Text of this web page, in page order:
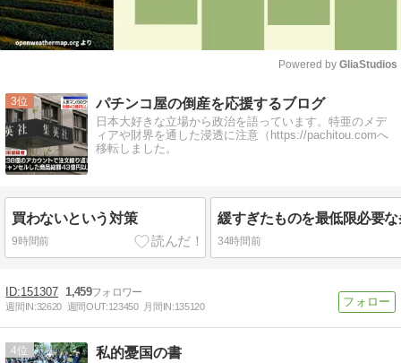
Powered by GliaStudios
3 パチンコ屋の倒産を応援するブログ
日本大好きな立場から政治を語っています。特亜のメデ
ィアや財界を通した浸透に注意（https://pachitou.comへ
移転しました。
買わないという対策
9時間前 34時間前
151307 1,459
週間IN:32620 週間OUT:123450 月間IN:135120
4 私的憂国の書